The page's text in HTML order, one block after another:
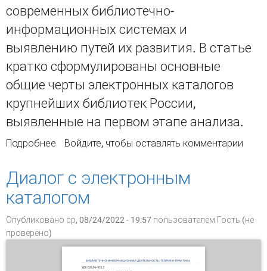
современных библиотечно-
информационных системах и
выявлению путей их развития. В статье
кратко сформулированы основные
общие черты электронных каталогов
крупнейших библиотек России,
выявленные на первом этапе анализа.
Подробнее о Развитие лингвистических средств
Войдите, чтобы оставлять комментарии
Диалог с электронным
каталогом
Опубликовано ср, 08/24/2022 - 19:57 пользователем Гость (не
проверено)